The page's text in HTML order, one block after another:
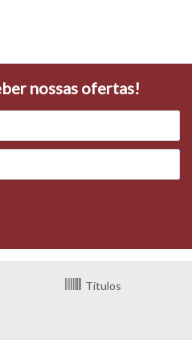
nossas ofertas!
Títulos